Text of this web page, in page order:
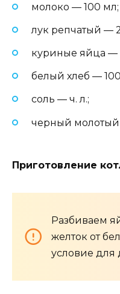
молоко — 100 мл;
лук репчатый —
куриные яйца —
белый хлеб — 100
соль — ч. л.;
черный
Приготовление
Разбиваем
желток от
условие для